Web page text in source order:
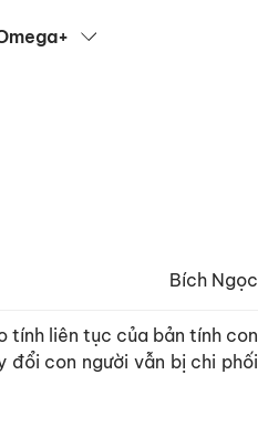
Bích Ngọc
tính liên tục của bản tính con
đổi con người vẫn bị chi phối